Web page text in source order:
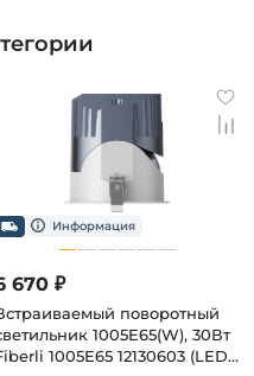
670 ₽
поворотный
1005E65(W), 30Вт
1005E65 12130603 (LED,